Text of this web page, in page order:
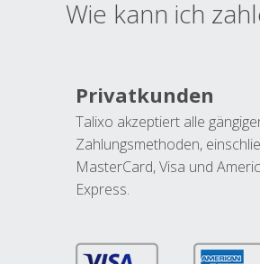
Wie kann ich
Privatkunden
Talixo akzeptiert alle
Zahlungsmethoden,
MasterCard, Visa und
Express.